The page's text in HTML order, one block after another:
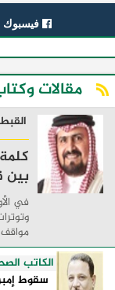
فيسبوك
مقالات
بين
في
الكاتب
سقوط